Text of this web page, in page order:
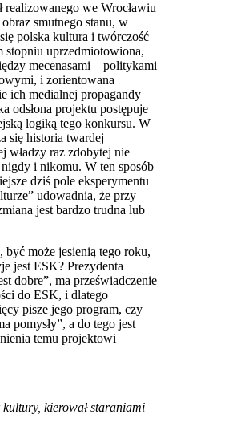
realizowanego we Wrocławiu
smutnego stanu, w
polska kultura i twórczość
stopniu uprzedmiotowiona,
mecenasami – politykami
i zorientowana
ich medialnej propagandy
odsłona projektu postępuje
logiką tego konkursu. W
się historia twardej
władzy raz zdobytej nie
i nikomu. W ten sposób
dziś pole eksperymentu
udowadnia, że przy
jest bardzo trudna lub
być może jesienią tego roku,
jest ESK? Prezydenta
dobre”, ma przeświadczenie
do ESK, i dlatego
pisze jego program, czy
pomysły”, a do tego jest
temu projektowi
kierował staraniami